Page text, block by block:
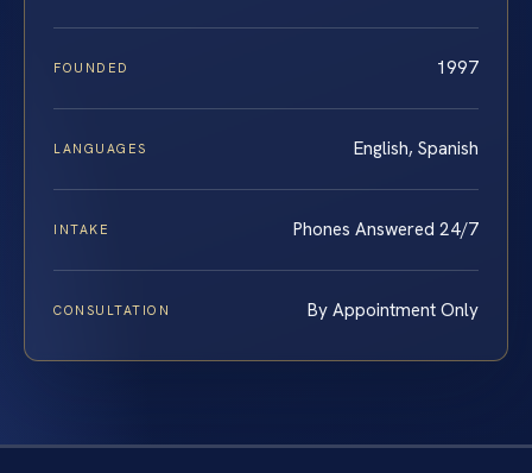
FOUNDED 1997
LANGUAGES English, Spanish
INTAKE Phones Answered 24/7
CONSULTATION By Appointment Only